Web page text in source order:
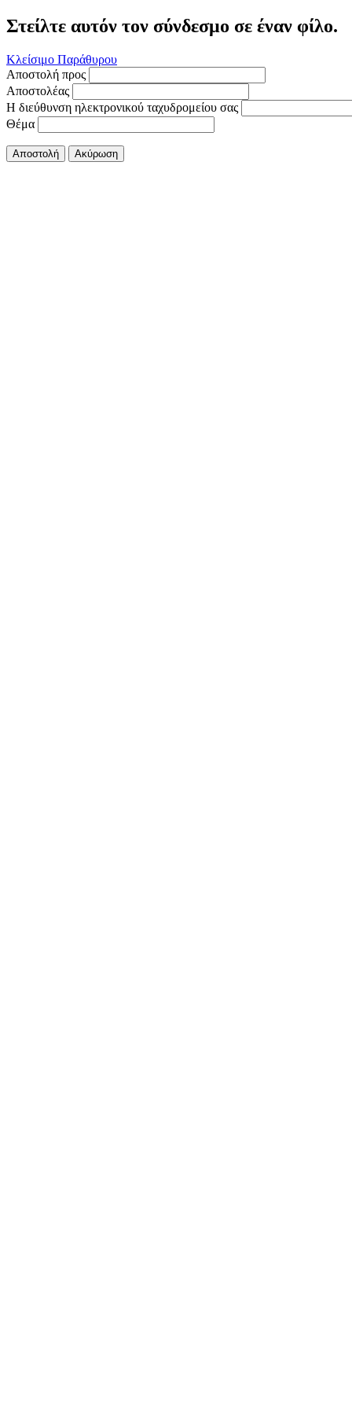
Στείλτε αυτόν τον σύνδεσμο σε έναν φίλο.
Κλείσιμο Παράθυρου
Αποστολή προς
Αποστολέας
Η διεύθυνση ηλεκτρονικού ταχυδρομείου σας
Θέμα
Αποστολή Ακύρωση